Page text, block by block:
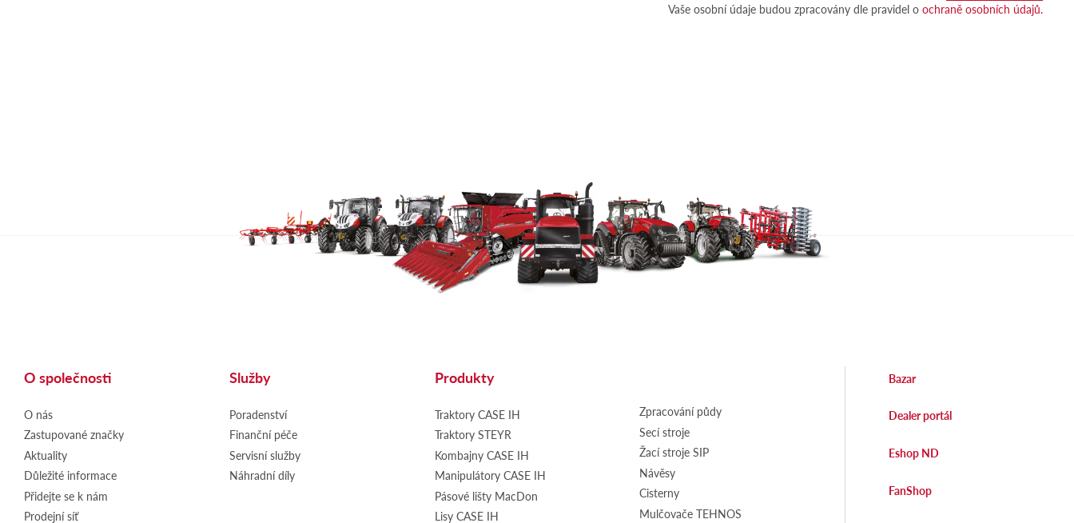
Vaše osobní údaje budou zpracovány dle pravidel o ochraně osobních údajů.
O společnosti
O nás
Zastupované značky
Aktuality
Důležité informace
Přidejte se k nám
Prodejní síť
Služby
Poradenství
Finanční péče
Servisní služby
Náhradní díly
Produkty
Traktory CASE IH
Traktory STEYR
Kombajny CASE IH
Manipulátory CASE IH
Pásové lišty MacDon
Lisy CASE IH
Zpracování půdy
Secí stroje
Žací stroje SIP
Návěsy
Cisterny
Mulčovače TEHNOS
Bazar
Dealer portál
Eshop ND
FanShop